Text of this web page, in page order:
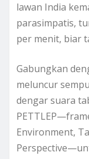
lawan India
parasimpatis,
per menit, biar
Gabungkan
meluncur
dengar suara
Environment,